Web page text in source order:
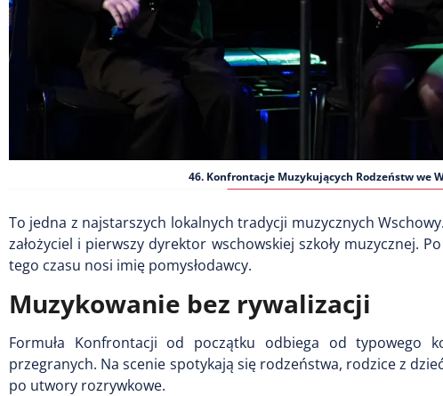
46. Konfrontacje Muzykujących Rodzeństw we
To jedna z najstarszych lokalnych tradycji muzycznych
założyciel i pierwszy dyrektor wschowskiej szkoły muzycznej.
tego czasu nosi imię pomysłodawcy.
Muzykowanie bez rywalizacji
Formuła Konfrontacji od początku odbiega od typowego
przegranych. Na scenie spotykają się rodzeństwa, rodzice z
po utwory rozrywkowe.